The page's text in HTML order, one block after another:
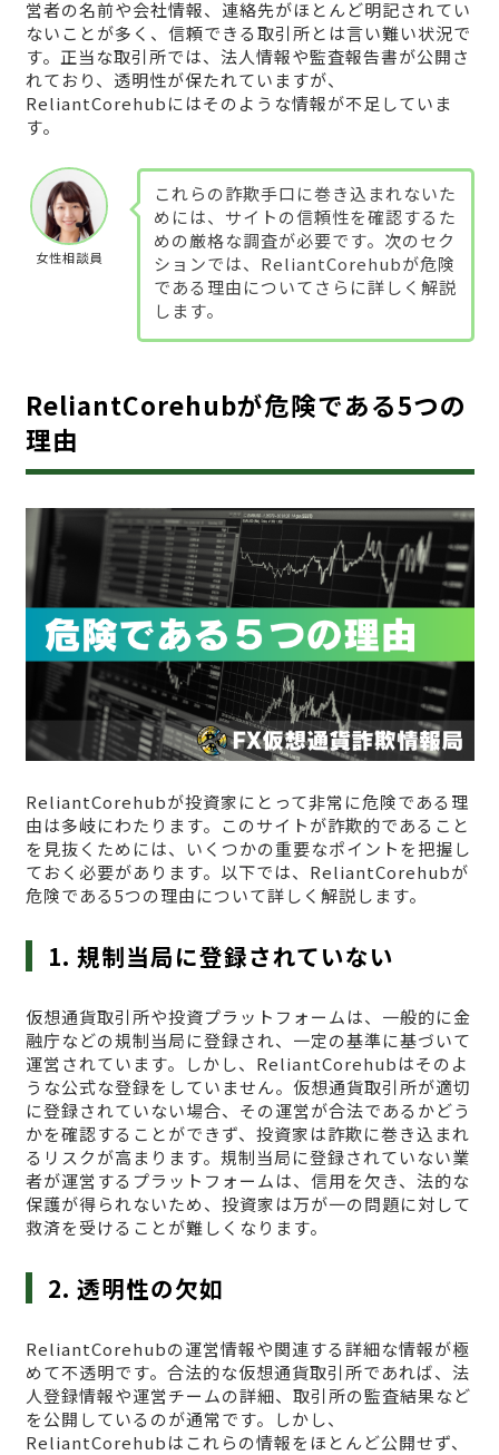
営者の名前や会社情報、連絡先がほとんど明記されてい
ないことが多く、信頼できる取引所とは言い難い状況で
す。正当な取引所では、法人情報や監査報告書が公開さ
れており、透明性が保たれていますが、
ReliantCorehubにはそのような情報が不足していま
す。
女性相談員
これらの詐欺手口に巻き込まれないた
めには、サイトの信頼性を確認するた
めの厳格な調査が必要です。次のセク
ションでは、ReliantCorehubが危険
である理由についてさらに詳しく解説
します。
ReliantCorehubが危険である5つの
理由
ReliantCorehubが投資家にとって非常に危険である理
由は多岐にわたります。このサイトが詐欺的であること
を見抜くためには、いくつかの重要なポイントを把握し
ておく必要があります。以下では、ReliantCorehubが
危険である5つの理由について詳しく解説します。
1. 規制当局に登録されていない
仮想通貨取引所や投資プラットフォームは、一般的に金
融庁などの規制当局に登録され、一定の基準に基づいて
運営されています。しかし、ReliantCorehubはそのよ
うな公式な登録をしていません。仮想通貨取引所が適切
に登録されていない場合、その運営が合法であるかどう
かを確認することができず、投資家は詐欺に巻き込まれ
るリスクが高まります。規制当局に登録されていない業
者が運営するプラットフォームは、信用を欠き、法的な
保護が得られないため、投資家は万が一の問題に対して
救済を受けることが難しくなります。
2. 透明性の欠如
ReliantCorehubの運営情報や関連する詳細な情報が極
めて不透明です。合法的な仮想通貨取引所であれば、法
人登録情報や運営チームの詳細、取引所の監査結果など
を公開しているのが通常です。しかし、
ReliantCorehubはこれらの情報をほとんど公開せず、